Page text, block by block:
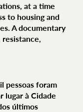
pessoas foram
lugar à Cidade
últimos
at a time
to housing and
A documentary